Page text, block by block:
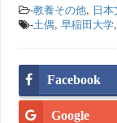
-教養その他, 日
-土偶,早稲田大学,
Facebook
Google